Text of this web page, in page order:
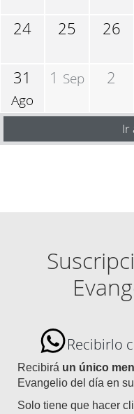
24 25 26
31
Ago
1 Sep 2
Ir
Recibirlo
Recibirá un único
Evangelio del día en
Solo tiene que hacer